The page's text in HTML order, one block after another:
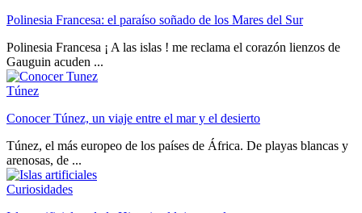
Polinesia Francesa: el paraíso soñado de los Mares del Sur
Polinesia Francesa ¡ A las islas ! me reclama el corazón lienzos de
Gauguin acuden ...
Túnez
Conocer Túnez, un viaje entre el mar y el desierto
Túnez, el más europeo de los países de África. De playas blancas y
arenosas, de ...
Curiosidades